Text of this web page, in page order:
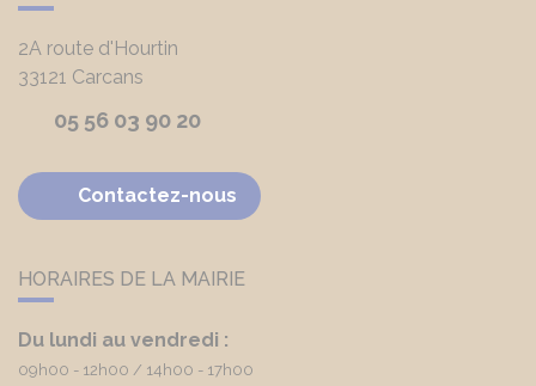
2A route d'Hourtin
33121 Carcans
05 56 03 90 20
Contactez-nous
HORAIRES DE LA MAIRIE
Du lundi au vendredi :
09h00 - 12h00 14h00 - 17h00